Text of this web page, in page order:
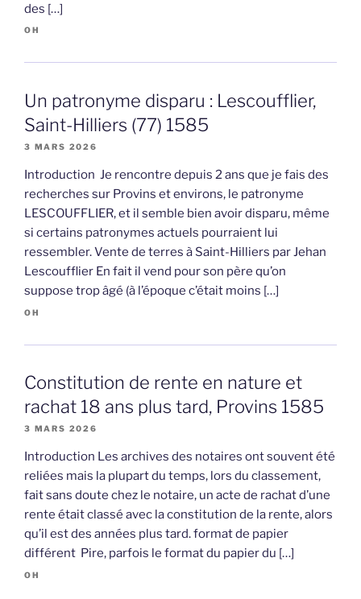
des […]
OH
Un patronyme disparu : Lescoufflier,
Saint-Hilliers (77) 1585
3 MARS 2026
Introduction Je rencontre depuis 2 ans que je fais des
recherches sur Provins et environs, le patronyme
LESCOUFFLIER, et il semble bien avoir disparu, même
si certains patronymes actuels pourraient lui
ressembler. Vente de terres à Saint-Hilliers par Jehan
Lescoufflier En fait il vend pour son père qu’on
suppose trop âgé (à l’époque c’était moins […]
OH
Constitution de rente en nature et
rachat 18 ans plus tard, Provins 1585
3 MARS 2026
Introduction Les archives des notaires ont souvent été
reliées mais la plupart du temps, lors du classement,
fait sans doute chez le notaire, un acte de rachat d’une
rente était classé avec la constitution de la rente, alors
qu’il est des années plus tard. format de papier
différent Pire, parfois le format du papier du […]
OH